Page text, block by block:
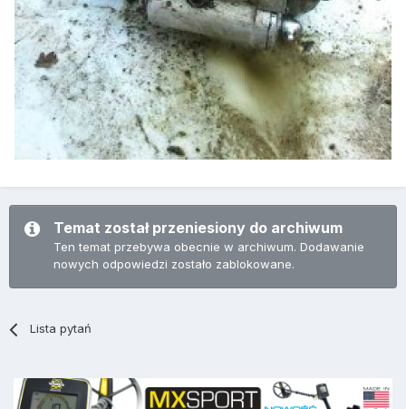
Temat został przeniesiony do archiwum
Ten temat przebywa obecnie w archiwum. Dodawanie
nowych odpowiedzi zostało zablokowane.
Lista pytań